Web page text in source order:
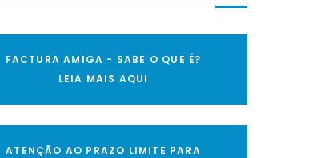
FACTURA AMIGA - SABE O QUE É?
LEIA MAIS AQUI
ATENÇÃO AO PRAZO LIMITE PARA